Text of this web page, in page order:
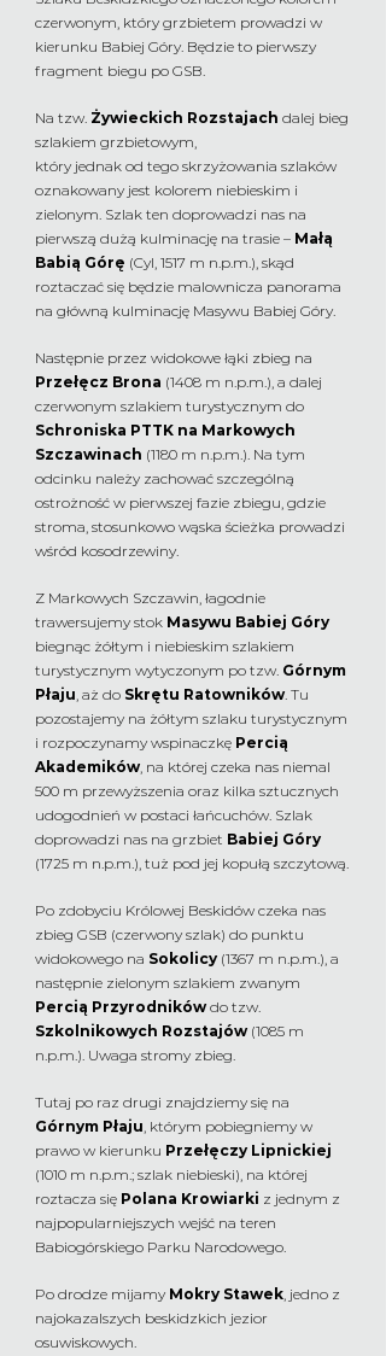
czerwonym, który grzbietem prowadzi w
kierunku Babiej Góry. Będzie to pierwszy
fragment biegu po GSB.
Na tzw. Żywieckich Rozstajach dalej bieg
szlakiem grzbietowym,
który jednak od tego skrzyżowania szlaków
oznakowany jest kolorem niebieskim i
zielonym. Szlak ten doprowadzi nas na
pierwszą dużą kulminację na trasie – Małą
Babią Górę (Cyl, 1517 m n.p.m.), skąd
roztaczać się będzie malownicza panorama
na główną kulminację Masywu Babiej Góry.
Następnie przez widokowe łąki zbieg na
Przełęcz Brona (1408 m n.p.m.), a dalej
czerwonym szlakiem turystycznym do
Schroniska PTTK na Markowych
Szczawinach (1180 m n.p.m.). Na tym
odcinku należy zachować szczególną
ostrożność w pierwszej fazie zbiegu, gdzie
stroma, stosunkowo wąska ścieżka prowadzi
wśród kosodrzewiny.
Z Markowych Szczawin, łagodnie
trawersujemy stok Masywu Babiej Góry
biegnąc żółtym i niebieskim szlakiem
turystycznym wytyczonym po tzw. Górnym
Płaju, aż do Skrętu Ratowników. Tu
pozostajemy na żółtym szlaku turystycznym
i rozpoczynamy wspinaczkę Percią
Akademików, na której czeka nas niemal
500 m przewyższenia oraz kilka sztucznych
udogodnień w postaci łańcuchów. Szlak
doprowadzi nas na grzbiet Babiej Góry
(1725 m n.p.m.), tuż pod jej kopułą szczytową.
Po zdobyciu Królowej Beskidów czeka nas
zbieg GSB (czerwony szlak) do punktu
widokowego na Sokolicy (1367 m n.p.m.), a
następnie zielonym szlakiem zwanym
Percią Przyrodników do tzw.
Szkolnikowych Rozstajów (1085 m
n.p.m.). Uwaga stromy zbieg.
Tutaj po raz drugi znajdziemy się na
Górnym Płaju, którym pobiegniemy w
prawo w kierunku Przełęczy Lipnickiej
(1010 m n.p.m.; szlak niebieski), na której
roztacza się Polana Krowiarki z jednym z
najpopularniejszych wejść na teren
Babiogórskiego Parku Narodowego.
Po drodze mijamy Mokry Stawek, jedno z
najokazalszych beskidzkich jezior
osuwiskowych.